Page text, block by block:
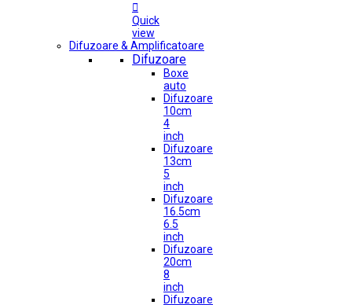

Quick
view
Difuzoare & Amplificatoare
Difuzoare
Boxe
auto
Difuzoare
10cm
4
inch
Difuzoare
13cm
5
inch
Difuzoare
16.5cm
6.5
inch
Difuzoare
20cm
8
inch
Difuzoare